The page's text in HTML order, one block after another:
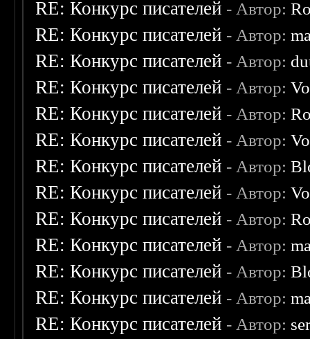
RE: Конкурс писателей - Автор:
RE: Конкурс писателей - Автор:
RE: Конкурс писателей - Автор:
RE: Конкурс писателей - Автор:
RE: Конкурс писателей - Автор:
RE: Конкурс писателей - Автор:
RE: Конкурс писателей - Автор:
RE: Конкурс писателей - Автор:
RE: Конкурс писателей - Автор:
RE: Конкурс писателей - Автор:
RE: Конкурс писателей - Автор:
RE: Конкурс писателей - Автор:
RE: Конкурс писателей - Автор: